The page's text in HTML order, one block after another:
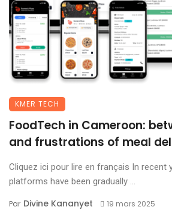
KMER TECH
FoodTech in Cameroon:
and frustrations of meal
Cliquez ici pour lire en français In recent
platforms have been gradually ...
Par Divine Kananyet 19 mars 2025